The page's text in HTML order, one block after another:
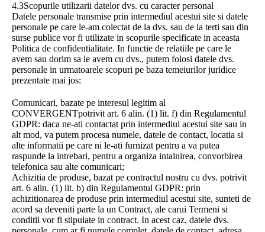
4.3Scopurile utilizarii datelor dvs. cu caracter personal
Datele personale transmise prin intermediul acestui site si datele
personale pe care le-am colectat de la dvs. sau de la terti sau din
surse publice vor fi utilizate in scopurile specificate in aceasta
Politica de confidentialitate. In functie de relatiile pe care le
avem sau dorim sa le avem cu dvs., putem folosi datele dvs.
personale in urmatoarele scopuri pe baza temeiurilor juridice
prezentate mai jos:
Comunicari, bazate pe interesul legitim al
CONVERGENTpotrivit art. 6 alin. (1) lit. f) din Regulamentul
GDPR: daca ne-ati contactat prin intermediul acestui site sau in
alt mod, va putem procesa numele, datele de contact, locatia si
alte informatii pe care ni le-ati furnizat pentru a va putea
raspunde la intrebari, pentru a organiza intalnirea, convorbirea
telefonica sau alte comunicari;
Achizitia de produse, bazat pe contractul nostru cu dvs. potrivit
art. 6 alin. (1) lit. b) din Regulamentul GDPR: prin
achizitionarea de produse prin intermediul acestui site, sunteti de
acord sa deveniti parte la un Contract, ale carui Termeni si
conditii vor fi stipulate in contract. In acest caz, datele dvs.